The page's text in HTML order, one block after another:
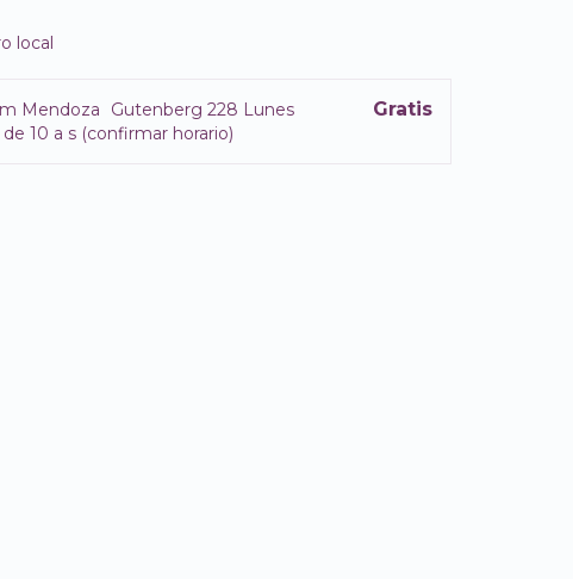
local
Mendoza
Gutenberg 228 Lunes
10 a s (confirmar horario)
Gratis